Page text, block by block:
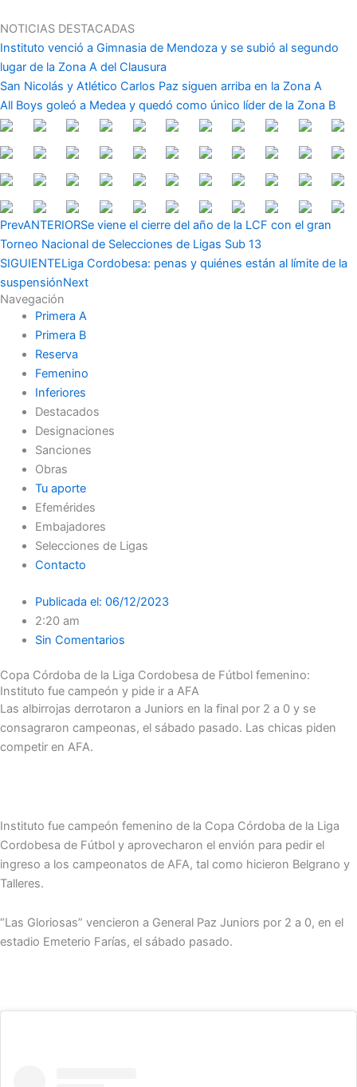
al
contenido
NOTICIAS DESTACADAS
Instituto venció a Gimnasia de Mendoza y se subió al segundo
lugar de la Zona A del Clausura
San Nicolás y Atlético Carlos Paz siguen arriba en la Zona A
All Boys goleó a Medea y quedó como único líder de la Zona B
PrevANTERIORSe viene el cierre del año de la LCF con el gran
Torneo Nacional de Selecciones de Ligas Sub 13
SIGUIENTELiga Cordobesa: penas y quiénes están al límite de la
suspensiónNext
Navegación
Primera A
Primera B
Reserva
Femenino
Inferiores
Destacados
Designaciones
Sanciones
Obras
Tu aporte
Efemérides
Embajadores
Selecciones de Ligas
Contacto
Publicada el: 06/12/2023
2:20 am
Sin Comentarios
Copa Córdoba de la Liga Cordobesa de Fútbol femenino:
Instituto fue campeón y pide ir a AFA
Las albirrojas derrotaron a Juniors en la final por 2 a 0 y se
consagraron campeonas, el sábado pasado. Las chicas piden
competir en AFA.
Instituto fue campeón femenino de la Copa Córdoba de la Liga
Cordobesa de Fútbol y aprovecharon el envión para pedir el
ingreso a los campeonatos de AFA, tal como hicieron Belgrano y
Talleres.
“Las Gloriosas” vencieron a General Paz Juniors por 2 a 0, en el
estadio Emeterio Farías, el sábado pasado.